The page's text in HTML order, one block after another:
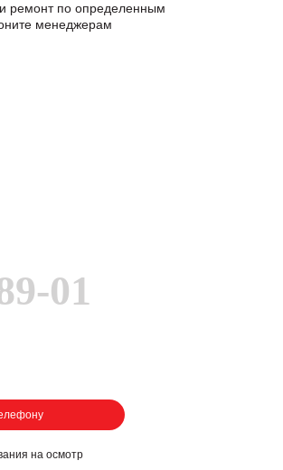
ремонт по определенным
менеджерам
01
на осмотр